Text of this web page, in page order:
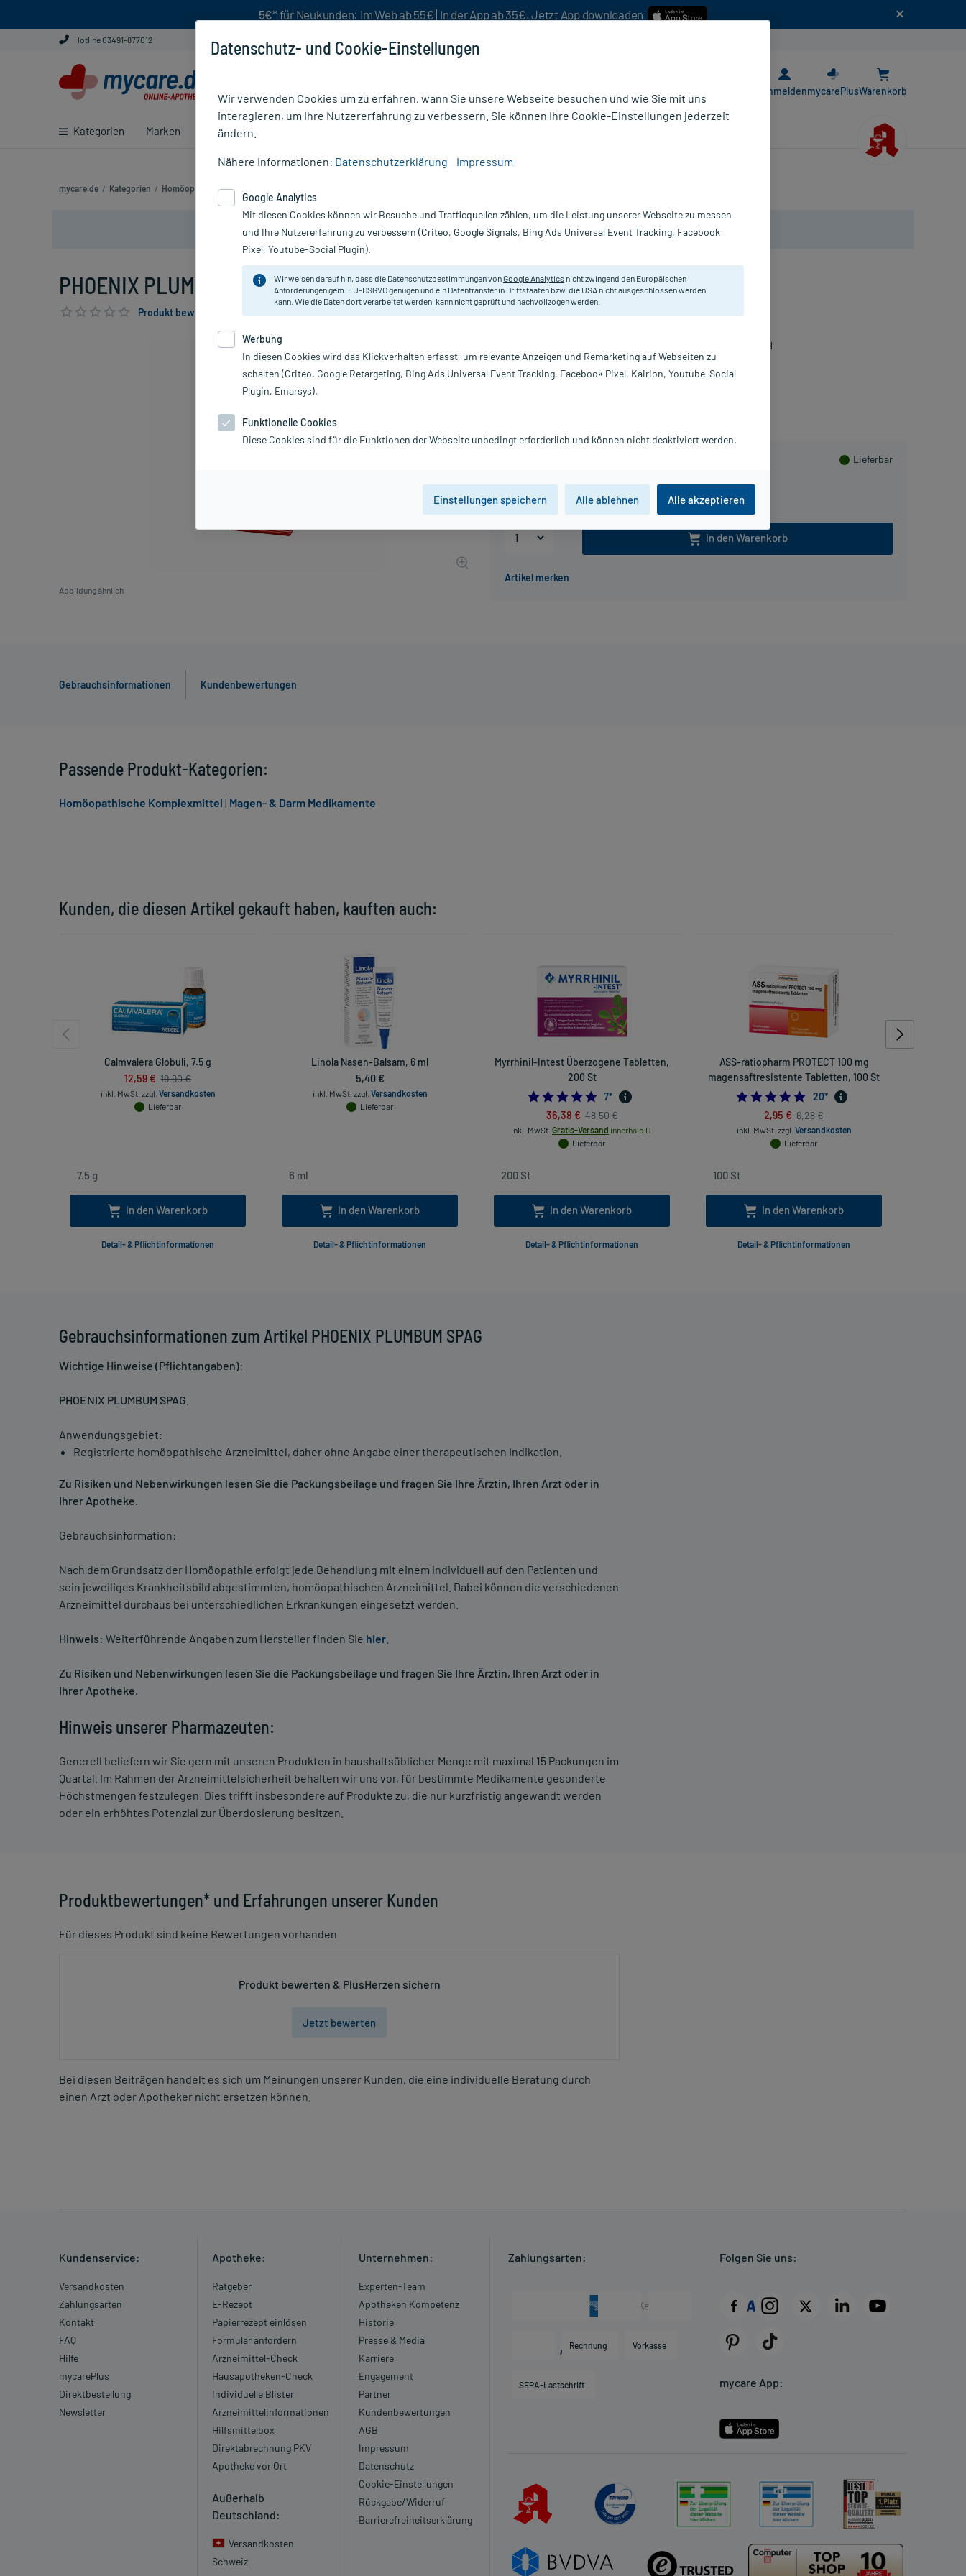
5€* für Neukunden: Im Web ab 55€ | In der App ab 35€. Jetzt App downloaden
Hotline 03491-877012
Kategorien Marken Ratgeber
AnmeldenmycarePlusWarenkorb
mycare.de / Kategorien / Homöopathie / Komplexmittel
Nur für kurze Zeit:Gratis-Versand* ab 19€ Mindestbestellwert!
PHOENIX PLUMBUM SPAG, 100 ml
Produkt bewerten & PlusHerzen sichern
Abbildung ähnlich
21,14 €
Lieferbar
In den Warenkorb
Homöopathisches Arzneimittel.
Inhalt:
100 ml
PHÖNIX LABORATORIUM GmbH
Gebrauchsinformationen Kundenbewertungen
Gebrauchsinformationen zum Artikel PHOENIX PLUMBUM SPAG
Wichtige Hinweise (Pflichtangaben):
PHOENIX PLUMBUM SPAG
Anwendungsgebiet:
Registrierte homöopathische Arzneimittel, daher ohne Angabe einer therapeutischen Indikation.
Zu Risiken und Nebenwirkungen lesen Sie die Packungsbeilage und fragen Sie Ihre Ärztin, Ihren Arzt oder in
Ihrer Apotheke.
Gebrauchsinformation:
Nach dem Grundsatz der Homöopathie erfolgt jede Behandlung mit einem individuell auf den Patienten und
sein jeweiliges Krankheitsbild abgestimmten, homöopathischen Arzneimittel. Dabei können die verschiedenen
Arzneimittel durchaus bei unterschiedlichen Erkrankungen eingesetzt werden.
Hinweis: Weiterführende Angaben zum Hersteller finden Sie hier
Zu Risiken und Nebenwirkungen lesen Sie die Packungsbeilage und fragen Sie Ihre Ärztin, Ihren Arzt oder in
Ihrer Apotheke.
Hinweis unserer Pharmazeuten:
Generell beliefern wir Sie gern mit unseren Produkten in haushaltsüblicher Menge mit maximal 15 Packungen im
Quartal. Im Rahmen der Arzneimittelsicherheit behalten wir uns vor, für bestimmte Medikamente gesonderte
Höchstmengen festzulegen. Dies trifft insbesondere auf Produkte zu, die nur kurzfristig angewandt werden
oder ein erhöhtes Potenzial zur Überdosierung besitzen.
Produktbewertungen* und Erfahrungen unserer Kunden
Für dieses Produkt sind keine Bewertungen vorhanden
Produkt bewerten & PlusHerzen sichern
Jetzt bewerten
Bei diesen Beiträgen handelt es sich um Meinungen unserer Kunden, die eine individuelle Beratung durch
einen Arzt oder Apotheker nicht ersetzen können.
Kunden, die diesen Artikel gekauft haben, kauften auch:
Calmvalera Globuli, 7.5 g
12,59 € 19,90 €
inkl. MwSt. zzgl. Versandkosten
Lieferbar
In den Warenkorb
Detail- & Pflichtinformationen
Linola Nasen-Balsam, 6 ml
5,40 €
inkl. MwSt. zzgl. Versandkosten
Lieferbar
In den Warenkorb
Detail- & Pflichtinformationen
Myrrhinil-Intest Überzogene Tabletten,
200 St
4.714285714285714
7*
36,38 € 48,50 €
inkl. MwSt. Gratis-Versand innerhalb D.
Lieferbar
In den Warenkorb
Detail- & Pflichtinformationen
ASS-ratiopharm PROTECT 100 mg
magensaftresistente Tabletten, 100 St
4.9
20*
2,95 € 6,28 €
inkl. MwSt. zzgl. Versandkosten
Lieferbar
In den Warenkorb
Detail- & Pflichtinformationen
Passende Produkt-Kategorien:
Homöopathische Komplexmittel | Magen- & Darm Medikamente
Kundenservice:
Versandkosten
Zahlungsarten
Kontakt
FAQ
Hilfe
mycarePlus
Direktbestellung
Newsletter
Apotheke:
Ratgeber
E-Rezept
Papierrezept einlösen
Formular anfordern
Arzneimittel-Check
Hausapotheken-Check
Individuelle Blister
Arzneimittelinformationen
Hilfsmittelbox
Direktabrechnung PKV
Apotheke vor Ort
Außerhalb
Deutschland:
Versandkosten
Schweiz
Unternehmen:
Experten-Team
Apotheken Kompetenz
Historie
Presse & Media
Karriere
Engagement
Partner
Kundenbewertungen
AGB
Impressum
Datenschutz
Cookie-Einstellungen
Rückgabe/Widerruf
Barrierefreiheitserklärung
Zahlungsarten:
Rechnung Vorkasse
SEPA-Lastschrift
Folgen Sie uns:
mycare App:
Datenschutz- und Cookie-Einstellungen
Wir verwenden Cookies um zu erfahren, wann Sie unsere Webseite besuchen und wie Sie mit uns
interagieren, um Ihre Nutzererfahrung zu verbessern. Sie können Ihre Cookie-Einstellungen jederzeit
ändern.
Nähere Informationen: Datenschutzerklärung Impressum
Google Analytics
Mit diesen Cookies können wir Besuche und Trafficquellen zählen, um die Leistung unserer Webseite zu messen
und Ihre Nutzererfahrung zu verbessern (Criteo, Google Signals, Bing Ads Universal Event Tracking, Facebook
Pixel, Youtube-Social Plugin).
Wir weisen darauf hin, dass die Datenschutzbestimmungen vonGoogle Analytics nicht zwingend den Europäischen
Anforderungen gem. EU-DSGVO genügen und ein Datentransfer in Drittstaaten bzw. die USA nicht ausgeschlossen werden
kann. Wie die Daten dort verarbeitet werden, kann nicht geprüft und nachvollzogen werden.
Werbung
In diesen Cookies wird das Klickverhalten erfasst, um relevante Anzeigen und Remarketing auf Webseiten zu
schalten (Criteo, Google Retargeting, Bing Ads Universal Event Tracking, Facebook Pixel, Kairion, Youtube-Social
Plugin, Emarsys).
Funktionelle Cookies
Diese Cookies sind für die Funktionen der Webseite unbedingt erforderlich und können nicht deaktiviert werden.
Einstellungen speichern Alle ablehnen Alle akzeptieren